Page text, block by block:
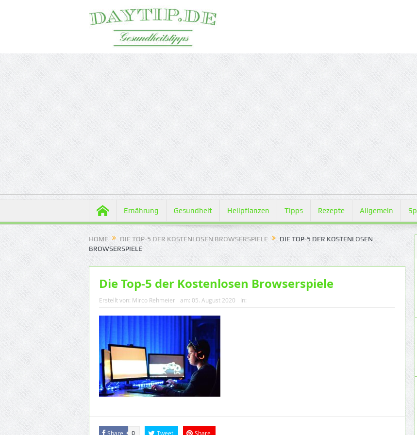
Ernährung Gesundheit Heilpflanzen Tipps Rezepte Allgemein
HOME DIE TOP-5 DER KOSTENLOSEN BROWSERSPIELE
DIE TOP-5 DER KOSTENLOSEN
BROWSERSPIELE
Die Top-5 der Kostenlosen Browserspiele
Erstellt von: Mirco Rehmeier am: 05. August 2020 In:
Share 0 Tweet Share